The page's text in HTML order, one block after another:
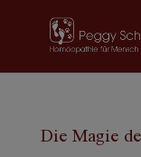
Die Magie